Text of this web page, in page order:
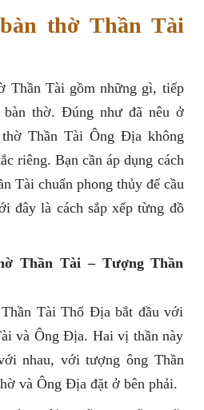
thờ Thần Tài
Thần Tài gồm những gì, tiếp
thờ. Đúng như đã nêu ở
Thần Tài Ông Địa không
riêng. Bạn cần áp dụng cách
Tài chuẩn phong thủy để cầu
đây là cách sắp xếp từng đồ
Thần Tài – Tượng Thần
Tài Thổ Địa bắt đầu với
và Ông Địa. Hai vị thần này
nhau, với tượng ông Thần
và Ông Địa đặt ở bên phải.